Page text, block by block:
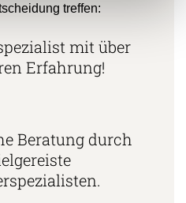
treffen:
mit über
Erfahrung!
Beratung durch